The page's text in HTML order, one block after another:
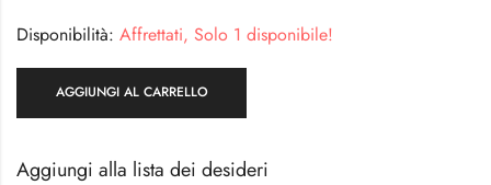
Disponibilità: Affrettati, Solo 1 disponibile!
AGGIUNGI AL CARRELLO
Aggiungi alla lista dei desideri